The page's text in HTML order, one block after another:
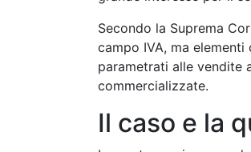
Secondo la Suprema
campo IVA, ma
parametrati alle vendite
commercializzate.
Il caso e la